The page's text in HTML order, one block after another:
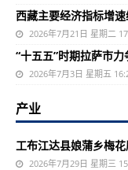
西藏主要经济指标增
2026年7月21日 星期二
“十五五”时期拉萨市
2026年7月3日 星期五
产业
工布江达县娘蒲乡梅
2026年7月29日 星期三